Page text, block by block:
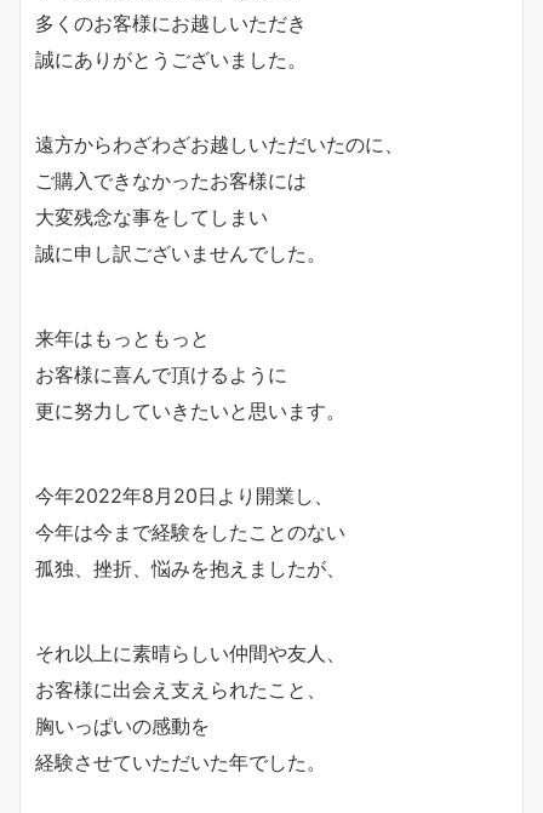
多くのお客様にお越しいただき
誠にありがとうございました。
遠方からわざわざお越しいただいたのに、
ご購入できなかったお客様には
大変残念な事をしてしまい
誠に申し訳ございませんでした。
来年はもっともっと
お客様に喜んで頂けるように
更に努力していきたいと思います。
今年2022年8月20日より開業し、
今年は今まで経験をしたことのない
孤独、挫折、悩みを抱えましたが、
それ以上に素晴らしい仲間や友人、
お客様に出会え支えられたこと、
胸いっぱいの感動を
経験させていただいた年でした。